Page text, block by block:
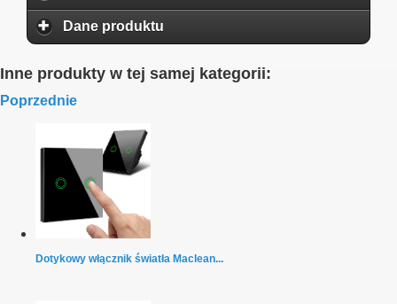
Dane produktu
Inne produkty w tej samej kategorii:
Poprzednie
Dotykowy włącznik światła Maclean...